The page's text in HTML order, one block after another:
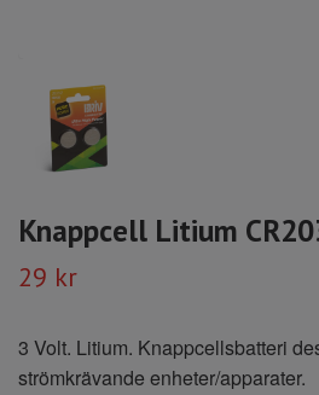
Knappcell Litium
29 kr
3 Volt. Litium. Knappcellsbatteri
strömkrävande enheter/apparater.